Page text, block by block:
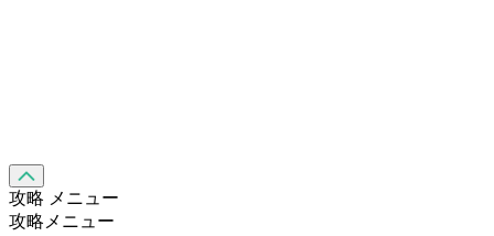
攻略 メニュー
攻略メニュー